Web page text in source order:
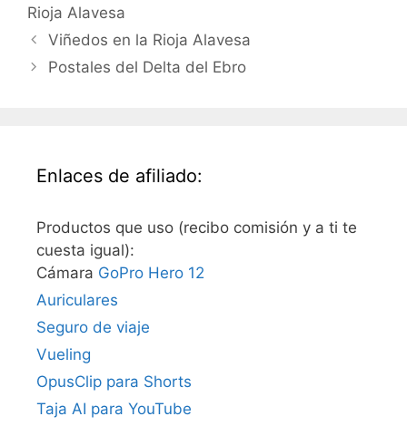
Rioja Alavesa
Viñedos en la Rioja Alavesa
Postales del Delta del Ebro
Enlaces de afiliado:
Productos que uso (recibo comisión y a ti te
cuesta igual):
Cámara GoPro Hero 12
Auriculares
Seguro de viaje
Vueling
OpusClip para Shorts
Taja AI para YouTube